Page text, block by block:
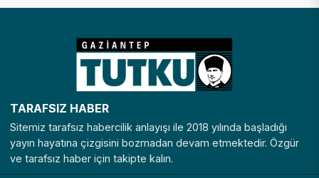
TARAFSIZ HABER
Sitemiz tarafsız habercilik anlayışı ile 2018 yılında başladığı
yayın hayatına çizgisini bozmadan devam etmektedir. Özgür
ve tarafsız haber için takipte kalın.